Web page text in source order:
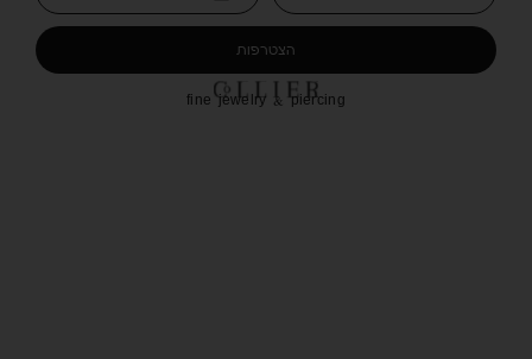
הצטרפות
fine jewelry & piercing